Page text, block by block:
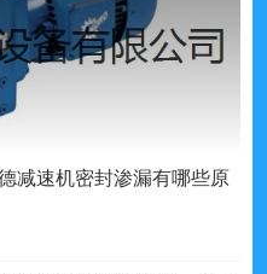
减速机密封渗漏有哪些原